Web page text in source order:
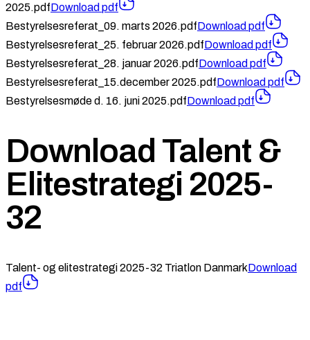
2025.pdfDownload pdf
Bestyrelsesreferat_09. marts 2026.pdfDownload pdf
Bestyrelsesreferat_25. februar 2026.pdfDownload pdf
Bestyrelsesreferat_28. januar 2026.pdfDownload pdf
Bestyrelsesreferat_15.december 2025.pdfDownload pdf
Bestyrelsesmøde d. 16. juni 2025.pdfDownload pdf
Download Talent &
Elitestrategi 2025-
32
Talent- og elitestrategi 2025-32 Triatlon DanmarkDownload
pdf